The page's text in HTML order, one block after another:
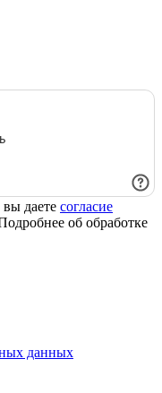
даете согласие
об обработке
данных